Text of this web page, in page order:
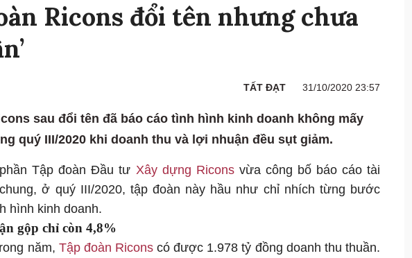
Ricons đổi tên nhưng chưa
TẤT ĐẠT 31/10/2020 23:57
sau đổi tên đã báo cáo tình hình kinh doanh không mấy
quý III/2020 khi doanh thu và lợi nhuận đều sụt giảm.
Tập đoàn Đầu tư Xây dựng Ricons vừa công bố báo cáo tài
ở quý III/2020, tập đoàn này hầu như chỉ nhích từng bước
hình kinh doanh.
gộp chỉ còn 4,8%
năm, Tập đoàn Riconscó được 1.978 tỷ đồng doanh thu thuần.